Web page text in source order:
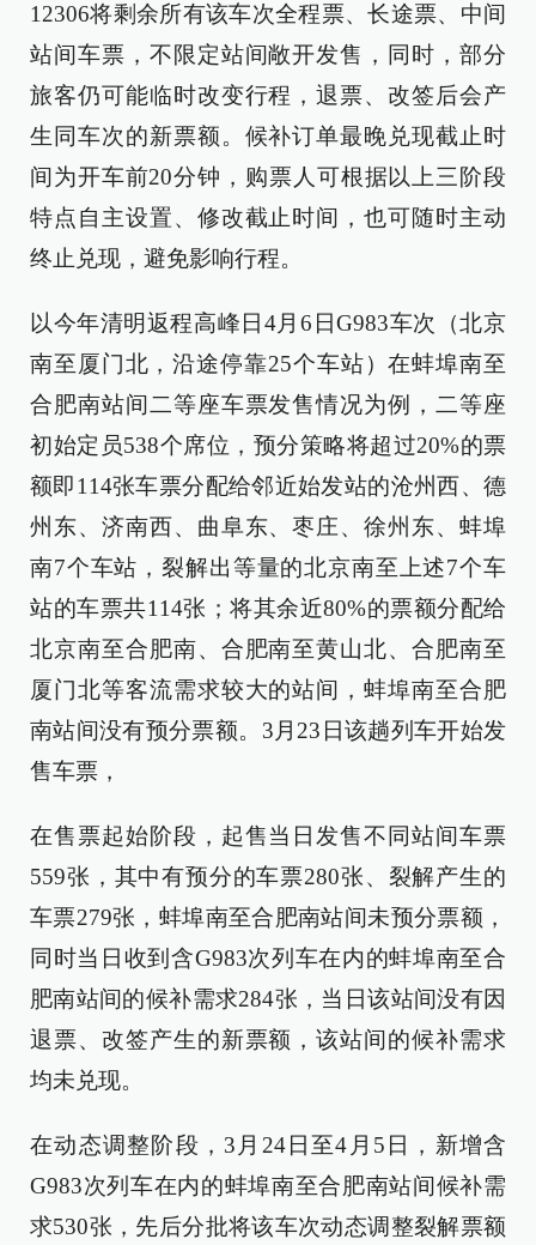
12306将剩余所有该车次全程票、长途票、中间
站间车票，不限定站间敞开发售，同时，部分
旅客仍可能临时改变行程，退票、改签后会产
生同车次的新票额。候补订单最晚兑现截止时
间为开车前20分钟，购票人可根据以上三阶段
特点自主设置、修改截止时间，也可随时主动
终止兑现，避免影响行程。
以今年清明返程高峰日4月6日G983车次（北京
南至厦门北，沿途停靠25个车站）在蚌埠南至
合肥南站间二等座车票发售情况为例，二等座
初始定员538个席位，预分策略将超过20%的票
额即114张车票分配给邻近始发站的沧州西、德
州东、济南西、曲阜东、枣庄、徐州东、蚌埠
南7个车站，裂解出等量的北京南至上述7个车
站的车票共114张；将其余近80%的票额分配给
北京南至合肥南、合肥南至黄山北、合肥南至
厦门北等客流需求较大的站间，蚌埠南至合肥
南站间没有预分票额。3月23日该趟列车开始发
售车票，
在售票起始阶段，起售当日发售不同站间车票
559张，其中有预分的车票280张、裂解产生的
车票279张，蚌埠南至合肥南站间未预分票额，
同时当日收到含G983次列车在内的蚌埠南至合
肥南站间的候补需求284张，当日该站间没有因
退票、改签产生的新票额，该站间的候补需求
均未兑现。
在动态调整阶段，3月24日至4月5日，新增含
G983次列车在内的蚌埠南至合肥南站间候补需
求530张，先后分批将该车次动态调整裂解票额